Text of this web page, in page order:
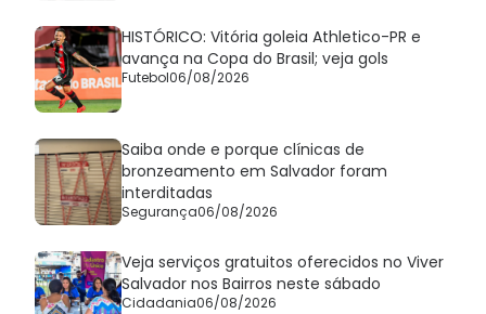
HISTÓRICO: Vitória goleia Athletico-PR e
avança na Copa do Brasil; veja gols
Futebol06/08/2026
Saiba onde e porque clínicas de
bronzeamento em Salvador foram
interditadas
Segurança06/08/2026
Veja serviços gratuitos oferecidos no Viver
Salvador nos Bairros neste sábado
Cidadania06/08/2026